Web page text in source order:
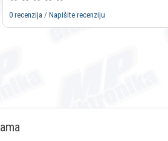
0 recenzija / Napišite recenziju